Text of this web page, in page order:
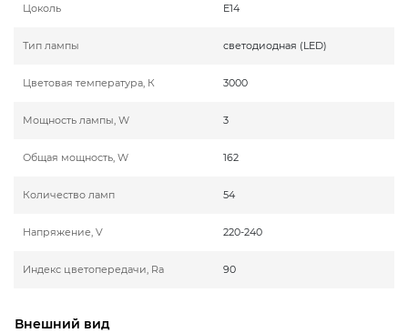
Цоколь E14
Тип лампы светодиодная (LED)
Цветовая температура, К 3000
Мощность лампы, W 3
Общая мощность, W 162
Количество ламп 54
Напряжение, V 220-240
Индекс цветопередачи, Ra 90
Внешний вид